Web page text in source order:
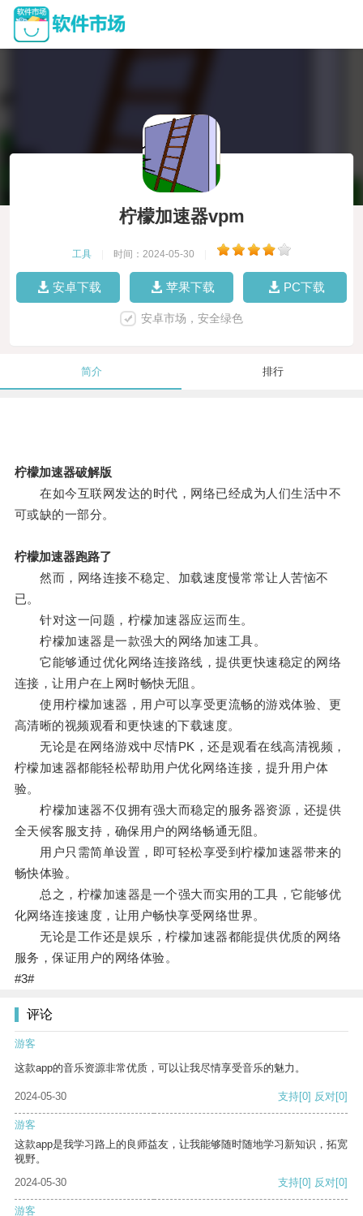
柠檬加速器vpm
工具 时间：2024-05-30
安卓下载 苹果下载 PC下载
安卓市场，安全绿色
简介 排行
柠檬加速器破解版
在如今互联网发达的时代，网络已经成为人们生活中不
可或缺的一部分。
柠檬加速器跑路了
然而，网络连接不稳定、加载速度慢常常让人苦恼不
已。
针对这一问题，柠檬加速器应运而生。
柠檬加速器是一款强大的网络加速工具。
它能够通过优化网络连接路线，提供更快速稳定的网络
连接，让用户在上网时畅快无阻。
使用柠檬加速器，用户可以享受更流畅的游戏体验、更
高清晰的视频观看和更快速的下载速度。
无论是在网络游戏中尽情PK，还是观看在线高清视频，
柠檬加速器都能轻松帮助用户优化网络连接，提升用户体
验。
柠檬加速器不仅拥有强大而稳定的服务器资源，还提供
全天候客服支持，确保用户的网络畅通无阻。
用户只需简单设置，即可轻松享受到柠檬加速器带来的
畅快体验。
总之，柠檬加速器是一个强大而实用的工具，它能够优
化网络连接速度，让用户畅快享受网络世界。
无论是工作还是娱乐，柠檬加速器都能提供优质的网络
服务，保证用户的网络体验。
#3#
评论
游客
这款app的音乐资源非常优质，可以让我尽情享受音乐的魅力。
2024-05-30 支持[0] 反对[0]
游客
这款app是我学习路上的良师益友，让我能够随时随地学习新知识，拓宽
视野。
2024-05-30
支持[0] 反对[0]
游客